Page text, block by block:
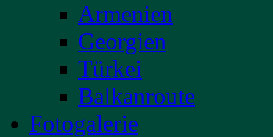
Armenien
Georgien
Türkei
Balkanroute
Fotogalerie